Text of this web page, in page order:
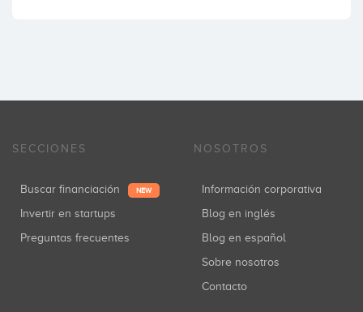
SECCIONES
Buscar financiación NEW
Invertir en startups
Preguntas frecuentes
NOSOTROS
Información corporativa
Blog en inglés
Blog en español
Sobre nosotros
Contacto